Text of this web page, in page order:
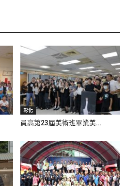
彰化
員高第23屆美術班畢業美...